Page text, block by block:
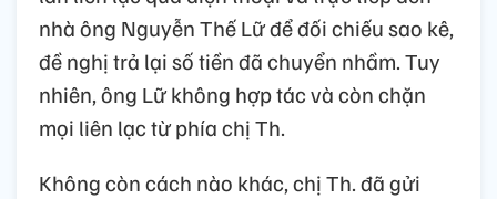
nhà ông Nguyễn Thế Lữ để đối chiếu sao kê,
đề nghị trả lại số tiền đã chuyển nhầm. Tuy
nhiên, ông Lữ không hợp tác và còn chặn
mọi liên lạc từ phía chị Th.
Không còn cách nào khác, chị Th. đã gửi